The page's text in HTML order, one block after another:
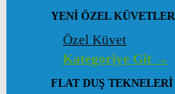
YENI ÖZEL KÜVETLER
Özel Küvet
Kategoriye Git →
FLAT DUŞ TEKNELERI